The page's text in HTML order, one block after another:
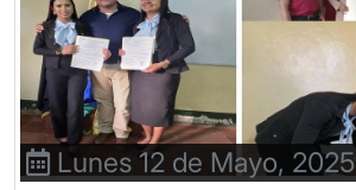
Lunes 12 de Mayo, 2025